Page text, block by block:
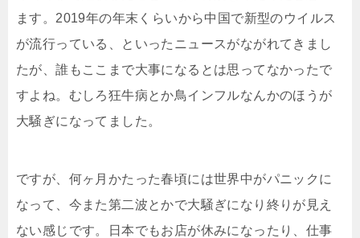
ます。2019年の年末くらいから中国で新型のウイルス
が流行っている、といったニュースがながれてきまし
たが、誰もここまで大事になるとは思ってなかったで
すよね。むしろ狂牛病とか鳥インフルなんかのほうが
大騒ぎになってました。
ですが、何ヶ月かたった春頃には世界中がパニックに
なって、今また第二波とかで大騒ぎになり終りが見え
ない感じです。日本でもお店が休みになったり、仕事